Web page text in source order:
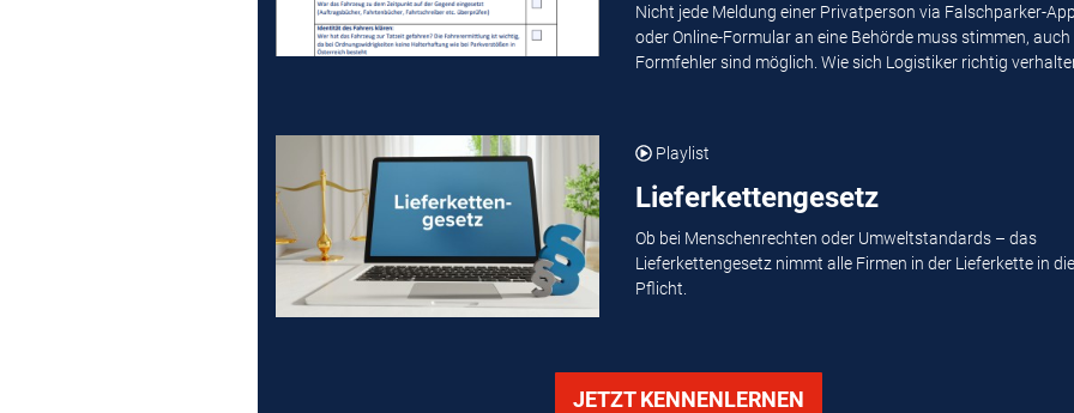
Nicht jede Meldung einer Privatperson via Falschparker-
oder Online-Formular an eine Behörde muss stimmen, auch
Formfehler sind möglich. Wie sich Logistiker richtig
Playlist
Lieferkettengesetz
Ob bei Menschenrechten oder Umweltstandards – das
Lieferkettengesetz nimmt alle Firmen in der Lieferkette in die
Pflicht.
JETZT KENNENLERNEN